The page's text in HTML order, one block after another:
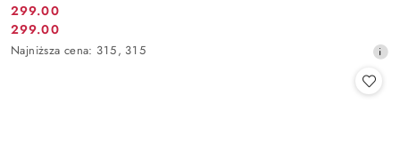
Cena
promocyjna:
299.00
Cena
promocyjna:
299.00
Najniższa
Najniższa cena: 315, 315